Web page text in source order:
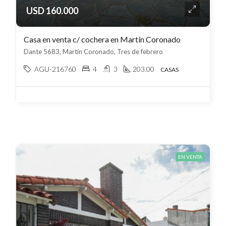
USD 160.000
Casa en venta c/ cochera en Martín Coronado
Dante 5683, Martín Coronado, Tres de febrero
AGU-216760 4 3 203.00 CASAS
EN VENTA